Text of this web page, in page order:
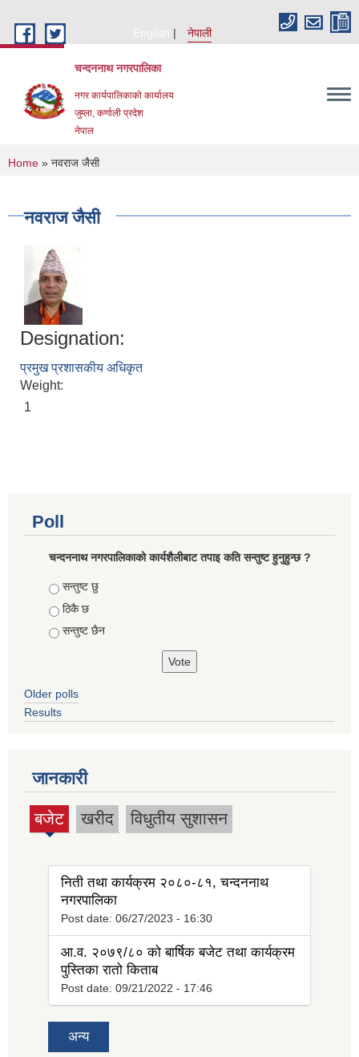
English
नेपाली
चन्दननाथ नगरपालिका
नगर कार्यपालिकाको कार्यालय
जुम्ला, कर्णाली प्रदेश
नेपाल
You are here
Home » नवराज जैसी
नवराज जैसी
Designation:
प्रमुख प्रशासकीय अधिकृत
Weight:
1
Poll
चन्दननाथ नगरपालिकाको कार्यशैलीबाट तपाइ कति सन्तुष्ट हुनुहुन्छ ?
Choices
सन्तुष्ट छु
ठिकै छ
सन्तुष्ट छैन
Older polls
Results
जानकारी
बजेट
(active
खरीद विधुतीय सुशासन
निती तथा कार्यक्रम २०८०-८१, चन्दननाथ
नगरपालिका
Post date: 06/27/2023 - 16:30
आ.व. २०७९/८० को बार्षिक बजेट तथा कार्यक्रम
पुस्तिका रातो किताब
Post date: 09/21/2022 - 17:46
अन्य